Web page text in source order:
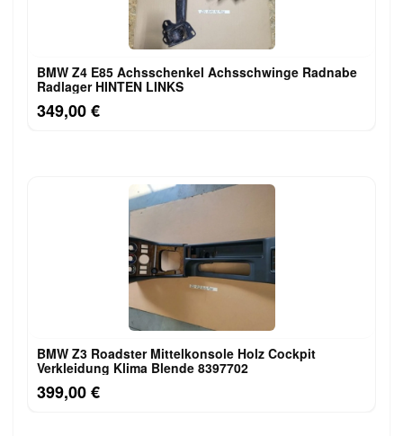
BMW Z4 E85 Achsschenkel Achsschwinge Radnabe
Radlager HINTEN LINKS
349,00 €
BMW Z3 Roadster Mittelkonsole Holz Cockpit
Verkleidung Klima Blende 8397702
399,00 €